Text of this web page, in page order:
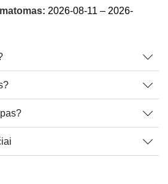
2026-08-11 – 2026-